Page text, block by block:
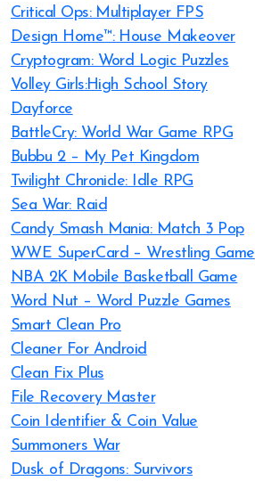
Critical Ops: Multiplayer FPS
Design Home™: House Makeover
Cryptogram: Word Logic Puzzles
Volley Girls:High School Story
Dayforce
BattleCry: World War Game RPG
Bubbu 2 – My Pet Kingdom
Twilight Chronicle: Idle RPG
Sea War: Raid
Candy Smash Mania: Match 3 Pop
WWE SuperCard – Wrestling Game
NBA 2K Mobile Basketball Game
Word Nut – Word Puzzle Games
Smart Clean Pro
Cleaner For Android
Clean Fix Plus
File Recovery Master
Coin Identifier & Coin Value
Summoners War
Dusk of Dragons: Survivors